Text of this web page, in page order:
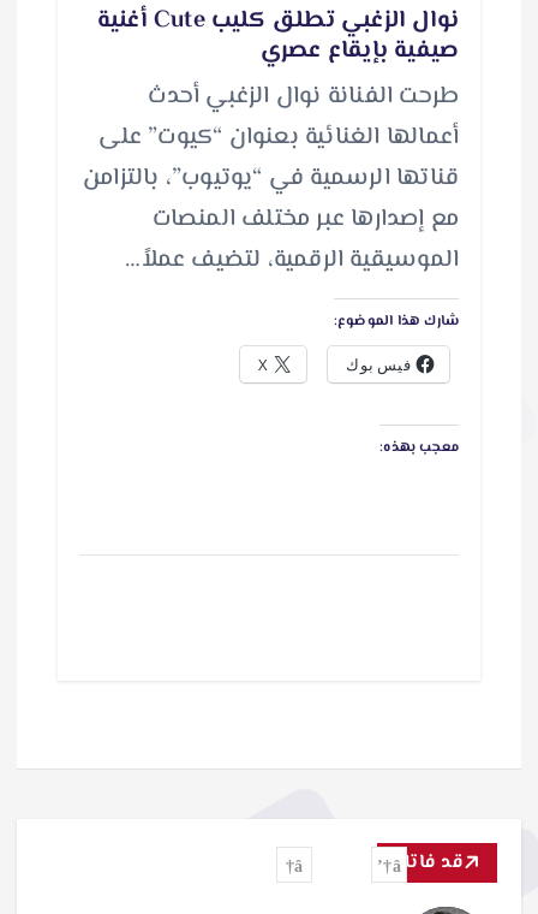
نوال الزغبي تطلق كليب Cute أغنية
صيفية بإيقاع عصري
طرحت الفنانة نوال الزغبي أحدث
أعمالها الغنائية بعنوان “كيوت” على
قناتها الرسمية في “يوتيوب”، بالتزامن
مع إصدارها عبر مختلف المنصات
الموسيقية الرقمية، لتضيف عملاً…
شارك هذا الموضوع:
فيس بوك X
معجب بهذه:
قد فاتك